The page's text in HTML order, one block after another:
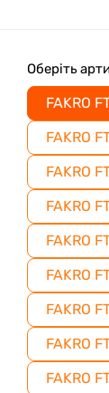
Оберіть
FAKRO
FAKRO
FAKRO
FAKRO
FAKRO
FAKRO
FAKRO
FAKRO
FAKRO